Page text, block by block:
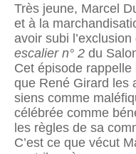
Très jeune, Marcel
et à la
avoir subi l’exclusion
escalier n° 2 du
Cet épisode
que René Girard les
siens comme
célébrée comme
les règles de sa
C’est ce que vécut